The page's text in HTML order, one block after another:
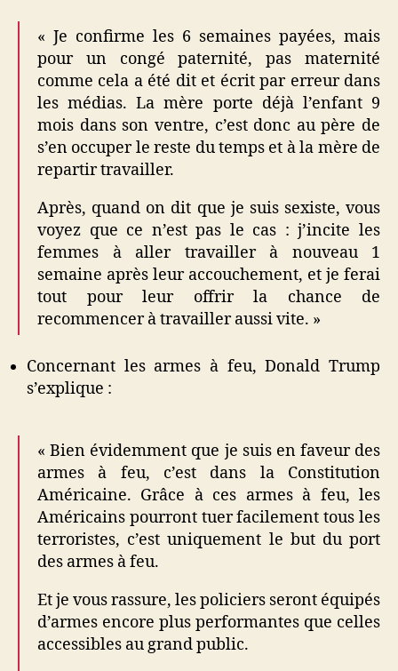
« Je confirme les 6 semaines payées, mais
pour un congé paternité, pas maternité
comme cela a été dit et écrit par erreur dans
les médias. La mère porte déjà l’enfant 9
mois dans son ventre, c’est donc au père de
s’en occuper le reste du temps et à la mère de
repartir travailler.
Après, quand on dit que je suis sexiste, vous
voyez que ce n’est pas le cas : j’incite les
femmes à aller travailler à nouveau 1
semaine après leur accouchement, et je ferai
tout pour leur offrir la chance de
recommencer à travailler aussi vite. »
Concernant les armes à feu, Donald Trump
s’explique :
« Bien évidemment que je suis en faveur des
armes à feu, c’est dans la Constitution
Américaine. Grâce à ces armes à feu, les
Américains pourront tuer facilement tous les
terroristes, c’est uniquement le but du port
des armes à feu.
Et je vous rassure, les policiers seront équipés
d’armes encore plus performantes que celles
accessibles au grand public.